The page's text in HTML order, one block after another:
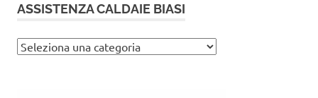
ASSISTENZA CALDAIE BIASI
Assistenza